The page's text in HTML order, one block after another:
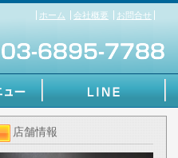
ホーム 会社概要 お問合せ
店舗情報